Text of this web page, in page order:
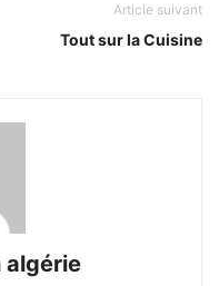
Article suivant
Tout sur la Cuisine
algérie